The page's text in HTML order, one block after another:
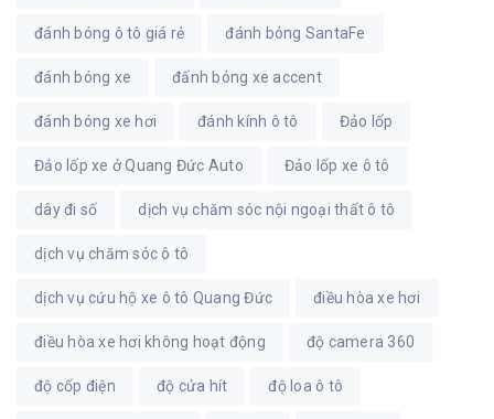
đánh bóng ô tô giá rẻ đánh bóng SantaFe
đánh bóng xe đấnh bóng xe accent
đánh bóng xe hơi đánh kính ô tô Đảo lốp
Đảo lốp xe ở Quang Đức Auto Đảo lốp xe ô tô
dây đi số dịch vụ chăm sóc nội ngoại thất ô tô
dịch vụ chăm sóc ô tô
dịch vụ cứu hộ xe ô tô Quang Đức điều hòa xe hơi
điều hòa xe hơi không hoạt động độ camera 360
độ cốp điện độ cửa hít độ loa ô tô